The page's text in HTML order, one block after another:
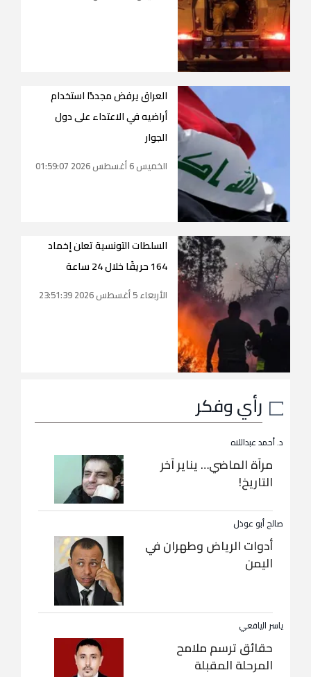
العراق يرفض مجددًا استخدام
أراضيه في الاعتداء على دول
الجوار
الخميس 6 أغسطس 2026 01:59:07
السلطات التونسية تعلن إخماد
164 حريقًا خلال 24 ساعة
الأربعاء 5 أغسطس 2026 23:51:39
رأي وفكر
د. أحمد عبداللاه
مرآة الماضي… يناير آخر
التاريخ!
صالح أبو عوذل
أدوات الرياض وطهران في
اليمن
ياسر اليافعي
حقائق ترسم ملامح
المرحلة المقبلة